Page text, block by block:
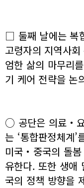
□ 둘째 날에는 복
고령자의 지역사
엄한 삶의 마무리
기 케어 전략을 논
○ 공단은 의료‧
는 ‘통합판정체계
미국‧중국의 돌
유한다. 또한 생애
국의 정책 방향을